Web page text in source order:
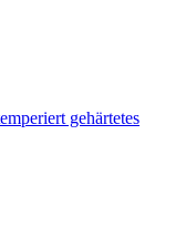
gehärtetes